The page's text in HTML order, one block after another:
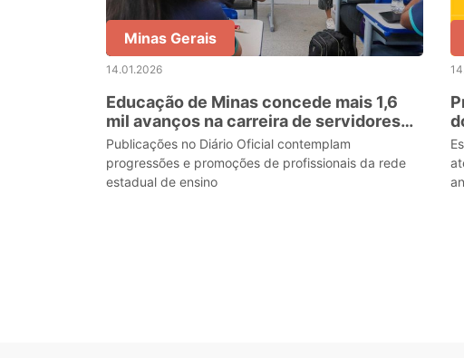
Minas Gerais
14.01.2026
Educação de Minas concede mais 1,6
mil avanços na carreira de servidores
em janeiro de 2026
Publicações no Diário Oficial contemplam
progressões e promoções de profissionais da rede
estadual de ensino